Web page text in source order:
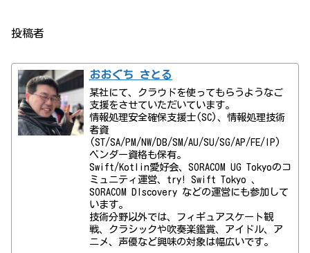
投稿者
おおぐち さとる
某社にて、クラウドを使ってもらうようなご
支援をさせていただいています。
情報処理安全確保支援士(SC)、情報処理技術
者資
(ST/SA/PM/NW/DB/SM/AU/SU/SG/AP/FE/IP)
ベンダー資格も保有。
Swift/Kotlin愛好会、SORACOM UG Tokyoのコ
ミュニティ運営、try! Swift Tokyo 、
SORACOM DIscovery などの運営にも参加して
います。
技術分野以外では、フィギュアスケート観
戦、クラシックや吹奏楽鑑賞、アイドル、ア
ニメ、声優など興味の対象は幅広いです。